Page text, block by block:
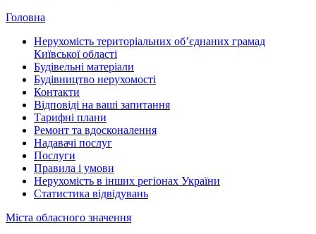
Головна
Нерухомість територіальних об’єднаних грамад
Київської області
Будівельні матеріали
Будівництво нерухомості
Контакти
Відповіді на ваші запитання
Тарифні плани
Ремонт та вдосконалення
Надавачі послуг
Послуги
Правила і умови
Нерухомість в інших регіонах України
Статистика відвідувань
Міста обласного значення